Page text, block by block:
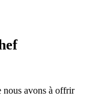
nous avons à offrir